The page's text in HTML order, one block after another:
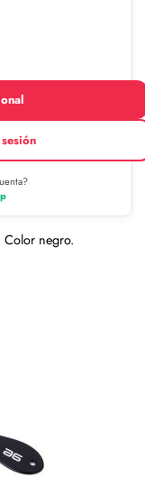
Color negro.